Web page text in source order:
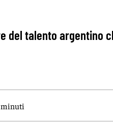
del talento argentino
minuti